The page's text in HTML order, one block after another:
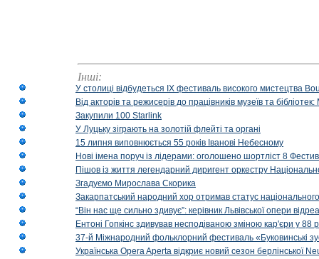
Інші:
У столиці відбудеться IX фестиваль високого мистецтва
Від акторів та режисерів до працівників музеїв та
Закупили 100 Starlink
У Луцьку зіграють на золотій флейті та органі
15 липня виповнюється 55 років Іванові Небесному
Нові імена поруч із лідерами: оголошено шортліст 8
Пішов із життя легендарний диригент оркестру
Згадуємо Мирослава Скорика
Закарпатський народний хор отримав статус національного
“Він нас ще сильно здивує”: керівник Львівської опери
Ентоні Гопкінс здивував несподіваною зміною кар'єри у 88
37-й Міжнародний фольклорний фестиваль «Буковинські
Українська Opera Aperta відкриє новий сезон берлінської